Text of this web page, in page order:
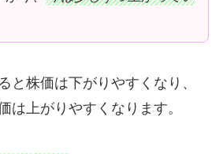
と株価は下がりやすくなり、
は上がりやすくなります。